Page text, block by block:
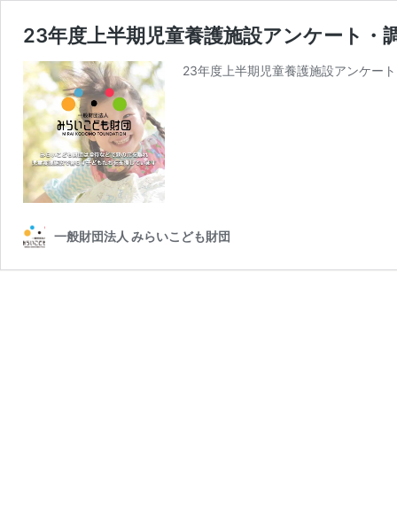
23年度上半期児童養護施設アンケート・
23年度上半期児童養護施設アンケー
一般財団法人 みらいこども財団